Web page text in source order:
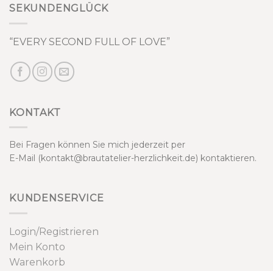
SEKUNDENGLÜCK
“EVERY SECOND FULL OF LOVE”
KONTAKT
Bei Fragen können Sie mich jederzeit per
E-Mail (kontakt@brautatelier-herzlichkeit.de) kontaktieren.
KUNDENSERVICE
Login/Registrieren
Mein Konto
Warenkorb